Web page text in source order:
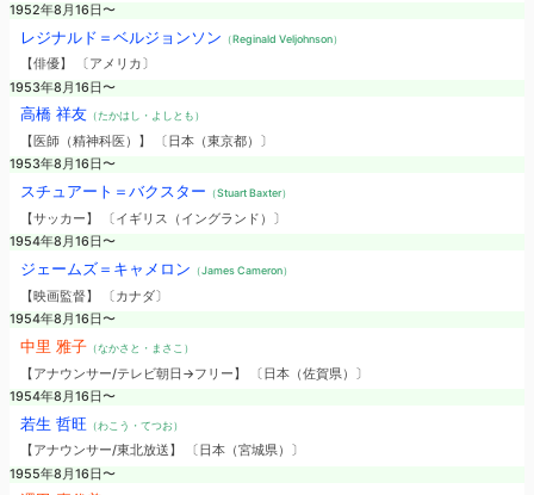
1952年8月16日〜
レジナルド＝ベルジョンソン （Reginald Veljohnson）
【俳優】 〔アメリカ〕
1953年8月16日〜
高橋 祥友（たかはし・よしとも）
【医師（精神科医）】 〔日本（東京都）〕
1953年8月16日〜
スチュアート＝バクスター （Stuart Baxter）
【サッカー】 〔イギリス（イングランド）〕
1954年8月16日〜
ジェームズ＝キャメロン （James Cameron）
【映画監督】 〔カナダ〕
1954年8月16日〜
中里 雅子（なかさと・まさこ）
【アナウンサー/テレビ朝日→フリー】 〔日本（佐賀県）〕
1954年8月16日〜
若生 哲旺 （わこう・てつお）
【アナウンサー/東北放送】 〔日本（宮城県）〕
1955年8月16日〜